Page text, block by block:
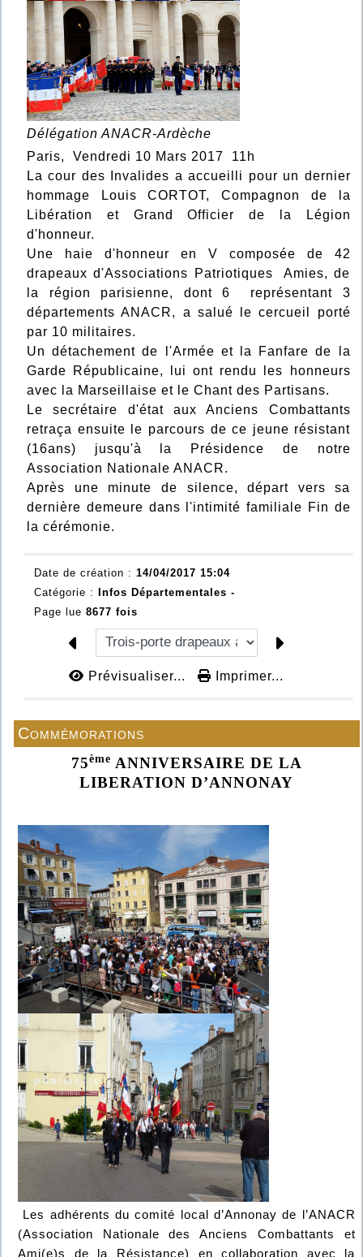
Délégation ANACR-Ardèche
Paris, Vendredi 10 Mars 2017 11h
La cour des Invalides a accueilli pour un dernier
hommage Louis CORTOT, Compagnon de la
Libération et Grand Officier de la Légion
d'honneur.
Une haie d'honneur en V composée de 42
drapeaux d'Associations Patriotiques Amies, de
la région parisienne, dont 6 représentant 3
départements ANACR, a salué le cercueil porté
par 10 militaires.
Un détachement de l'Armée et la Fanfare de la
Garde Républicaine, lui ont rendu les honneurs
avec la Marseillaise et le Chant des Partisans.
Le secrétaire d'état aux Anciens Combattants
retraça ensuite le parcours de ce jeune résistant
(16ans) jusqu'à la Présidence de notre
Association Nationale ANACR.
Après une minute de silence, départ vers sa
dernière demeure dans l'intimité familiale Fin de
la cérémonie.
Date de création : 14/04/2017 15:04
Catégorie : Infos Départementales -
Page lue 8677 fois
Prévisualiser... Imprimer...
Commémorations
75ème ANNIVERSAIRE DE LA
LIBERATION D’ANNONAY
Les adhérents du comité local d’Annonay de l’ANACR
(Association Nationale des Anciens Combattants et
Ami(e)s de la Résistance) en collaboration avec la